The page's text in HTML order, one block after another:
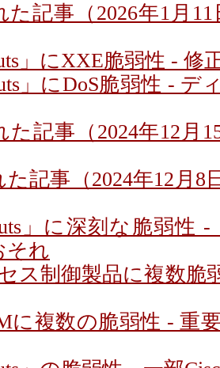
記事（2026年1月11
」にXXE脆弱性 -
」にDoS脆弱性 -
記事（2024年12月
記事（2024年12月8
」に深刻な脆弱性
それ
ス制御製品に複数脆
に複数の脆弱性 - 重